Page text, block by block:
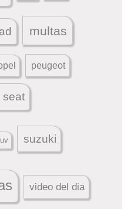
multas
peugeot
seat
suzuki
video del dia